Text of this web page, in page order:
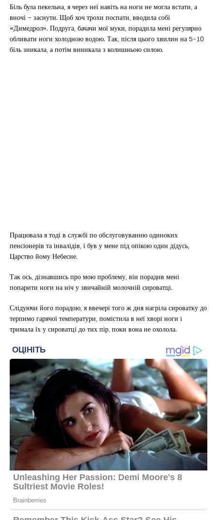
Біль була пекельна, я через неї навіть на ноги не могла встати, а
вночі – заснути. Щоб хоч трохи поспати, вводила собі
«Димедрол». Подруга, бачачи мої муки, порадила мені регулярно
обливати ноги холодною водою. Так, після цього хвилин на 5-10
біль зникала, а потім виникала з колишньою силою.
Працювала я тоді в службі по обслуговуванню одиноких
пенсіонерів та інвалідів, і був у мене під опікою один дідусь,
Царство йому Небесне.
Так ось, дізнавшись про мою проблему, він порадив мені
попарити ноги на ніч у звичайній молочній сироватці.
Слідуючи його порадою, я ввечері того ж дня нагріла сироватку до
терпимо гарячої температури, помістила в неї хворі ноги і
тримала їх у сироватці до тих пір, поки вона не охолола.